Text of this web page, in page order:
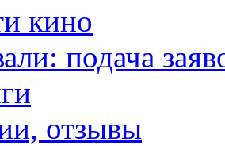
кино
подача
отзывы